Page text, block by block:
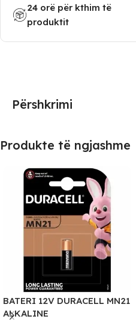
24 orë për kthim të
produktit
Përshkrimi
Produkte të ngjashme
BATERI 12V DURACELL MN21
ALKALINE